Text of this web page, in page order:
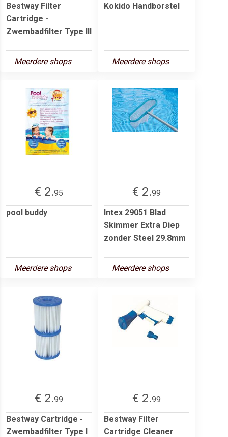
Bestway Filter
Cartridge -
Zwembadfilter Type III
Meerdere shops
Kokido Handborstel
Meerdere shops
€ 2.95
pool buddy
Meerdere shops
€ 2.99
Intex 29051 Blad
Skimmer Extra Diep
zonder Steel 29.8mm
Meerdere shops
€ 2.99
Bestway Cartridge -
Zwembadfilter Type I
€ 2.99
Bestway Filter
Cartridge Cleaner